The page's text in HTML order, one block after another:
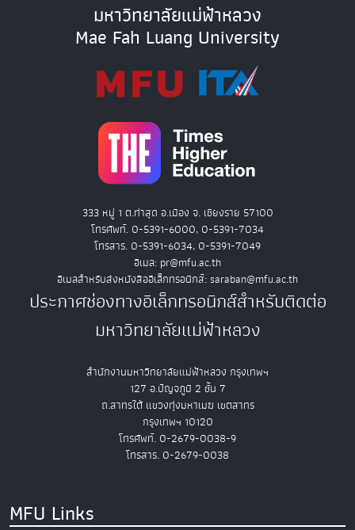
มหาวิทยาลัยแม่ฟ้าหลวง
Mae Fah Luang University
333 หมู่ 1 ต.ท่าสุด อ.เมือง จ. เชียงราย 57100
โทรศัพท์. 0-5391-6000, 0-5391-7034
โทรสาร. 0-5391-6034, 0-5391-7049
อีเมล: pr@mfu.ac.th
อีเมลสำหรับส่งหนังสืออิเล็กทรอนิกส์: saraban@mfu.ac.th
ประกาศช่องทางอิเล็กทรอนิกส์สำหรับติดต่อ
มหาวิทยาลัยแม่ฟ้าหลวง
สำนักงานมหาวิทยาลัยแม่ฟ้าหลวง กรุงเทพฯ
127 อ.ปัญจภูมิ 2 ชั้น 7
ถ.สาทรใต้ แขวงทุ่งมหาเมฆ เขตสาทร
กรุงเทพฯ 10120
โทรศัพท์. 0-2679-0038-9
โทรสาร. 0-2679-0038
MFU Links